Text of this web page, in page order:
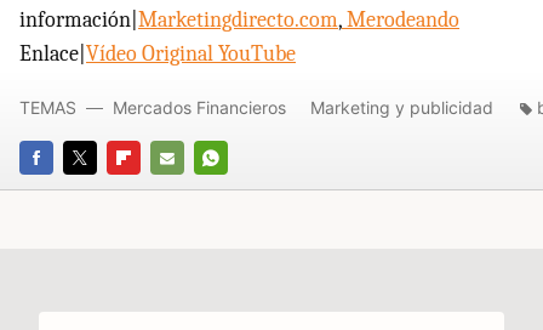
información| Marketingdirecto.com,Merodeando
Enlace| Vídeo Original YouTube
FACEBOOK
TWITTERFLIPBOARD
E-
WHATSAPP
TEMAS Mercados Financieros Marketing y publicidad